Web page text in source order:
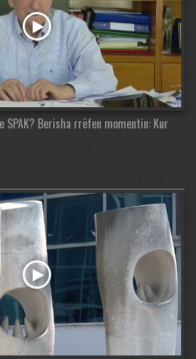
SPAK? Berisha rrëfen momentin: Kur